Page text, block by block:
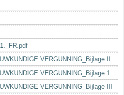
VERGUNNING_Bijlage II
VERGUNNING_Bijlage 1
VERGUNNING_Bijlage III